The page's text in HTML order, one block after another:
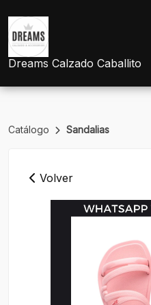
Dreams Calzado Caballito
Catálogo Sandalias
Volver